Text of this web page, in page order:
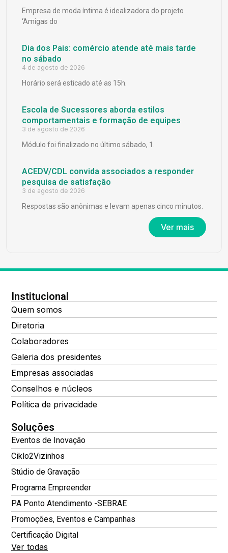
Empresa de moda íntima é idealizadora do projeto
‘Amigas do
Dia dos Pais: comércio atende até mais tarde
no sábado
4 de agosto de 2026
Horário será esticado até as 15h.
Escola de Sucessores aborda estilos
comportamentais e formação de equipes
3 de agosto de 2026
Módulo foi finalizado no último sábado, 1.
ACEDV/CDL convida associados a responder
pesquisa de satisfação
3 de agosto de 2026
Respostas são anônimas e levam apenas cinco minutos.
Ver mais
Institucional
Quem somos
Diretoria
Colaboradores
Galeria dos presidentes
Empresas associadas
Conselhos e núcleos
Política de privacidade
Soluções
Eventos de Inovação
Ciklo2Vizinhos
Stúdio de Gravação
Programa Empreender
PA Ponto Atendimento -SEBRAE
Promoções, Eventos e Campanhas
Certificação Digital
Ver todas